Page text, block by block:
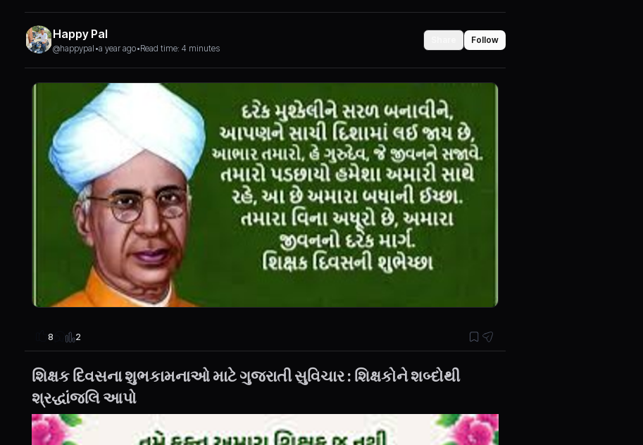
Happy Pal
@happypal •a year ago•Read time: 4 minutes
Follow
8 2
શિક્ષક દિવસના શુભકામનાઓ માટે ગુજરાતી સુવિચાર : શિક્ષકોને શબ્દોથી
શ્રદ્ધાંજલિ આપો